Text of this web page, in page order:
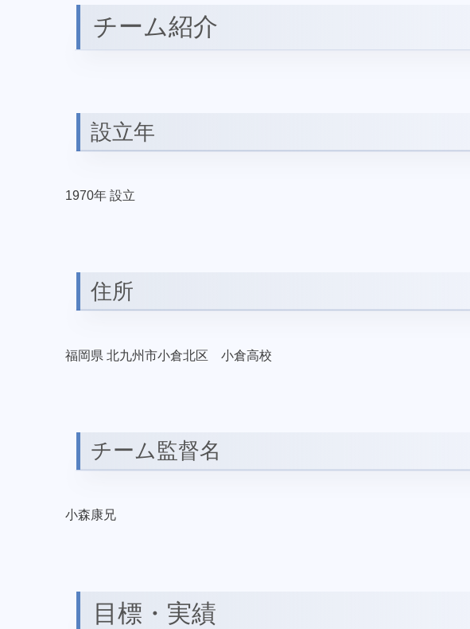
チーム紹介
設立年
1970年 設立
住所
福岡県 北九州市小倉北区 小倉高校
チーム監督名
小森康兄
目標・実績